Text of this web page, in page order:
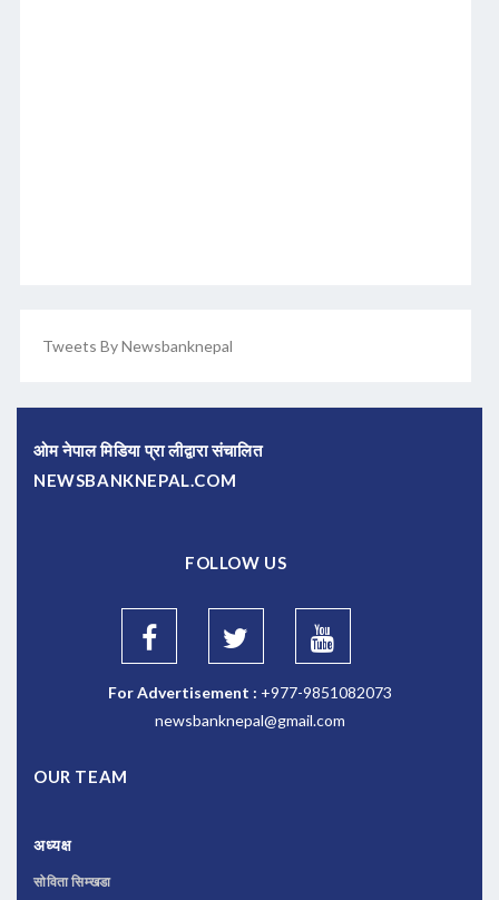
Tweets By Newsbanknepal
ओम नेपाल मिडिया प्रा लीद्वारा संचालित
NEWSBANKNEPAL.COM
FOLLOW US
For Advertisement : +977-9851082073
newsbanknepal@gmail.com
OUR TEAM
अध्यक्ष
सोविता सिम्खडा